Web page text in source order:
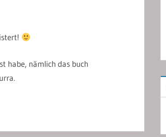
habe, nämlich das buch